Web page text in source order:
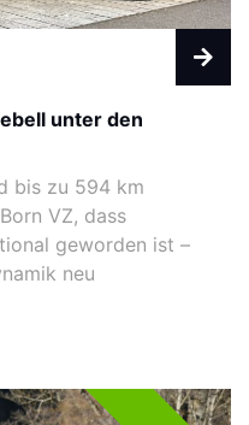
unter den
bis zu 594 km
VZ, dass
geworden ist –
neu